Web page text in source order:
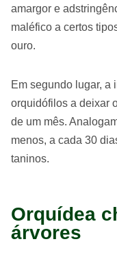
amargor e
maléfico a certos
ouro.
Em segundo lugar, a
orquidófilos a deixar
de um mês.
menos, a cada 30
taninos.
Orquídea
árvores